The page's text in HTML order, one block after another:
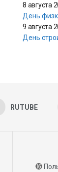
8 августа
День
9 августа
День
RUTUBE
⓰